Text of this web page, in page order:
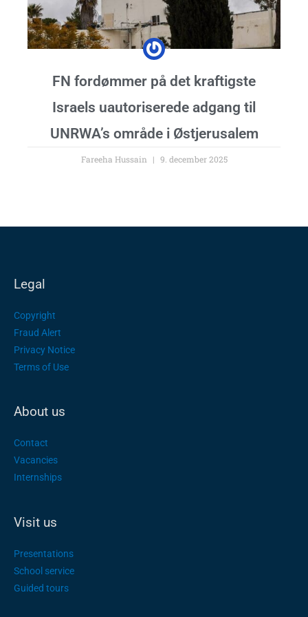
FN fordømmer på det kraftigste
Israels uautoriserede adgang til
UNRWA’s område i Østjerusalem
Fareeha Hussain 9. december 2025
Legal
Copyright
Fraud Alert
Privacy Notice
Terms of Use
About us
Contact
Vacancies
Internships
Visit us
Presentations
School service
Guided tours